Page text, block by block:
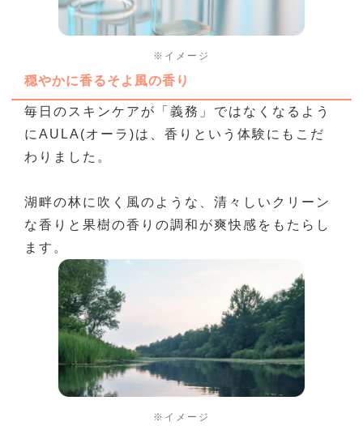
※イメージ
穏やかに⾹るそよ⾵の⾹り
毎日のスキンケアが「義務」ではなくなるよう
にAULA(オーラ)は、香りという体験にもこだ
わりました。
湖畔の林に吹く⾵のような、清々しいクリーン
な香りと果樹の⾹りの調和が爽快感をもたらし
ます。
※イメージ